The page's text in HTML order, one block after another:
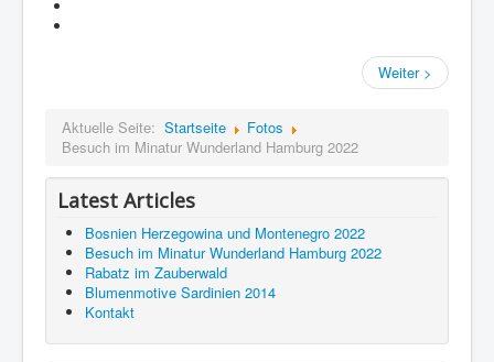
Weiter >
Aktuelle Seite: Startseite
Fotos
Besuch im Minatur Wunderland Hamburg 2022
Latest Articles
Bosnien Herzegowina und Montenegro 2022
Besuch im Minatur Wunderland Hamburg 2022
Rabatz im Zauberwald
Blumenmotive Sardinien 2014
Kontakt